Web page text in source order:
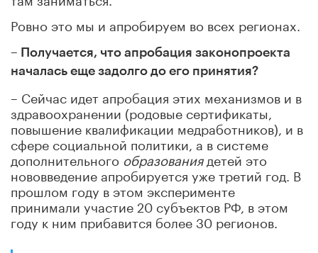
Ровно это мы и апробируем во всех регионах.
– Получается, что апробация законопроекта
началась еще задолго до его принятия?
– Сейчас идет апробация этих механизмов и в
здравоохранении (родовые сертификаты,
повышение квалификации медработников), и в
сфере социальной политики, а в системе
дополнительного образованиядетей это
нововведение апробируется уже третий год. В
прошлом году в этом эксперименте
принимали участие 20 субъектов РФ, в этом
году к ним прибавится более 30 регионов.